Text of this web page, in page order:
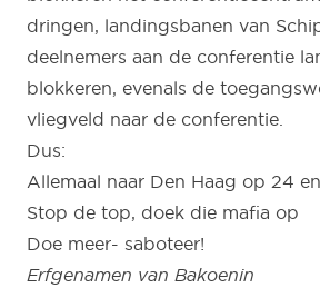
dringen, landingsbanen van
deelnemers aan de conferentie
blokkeren, evenals de
vliegveld naar de conferentie.
Dus:
Allemaal naar Den Haag op 24
Stop de top, doek die mafia op
Doe meer- saboteer!
Erfgenamen van Bakoenin